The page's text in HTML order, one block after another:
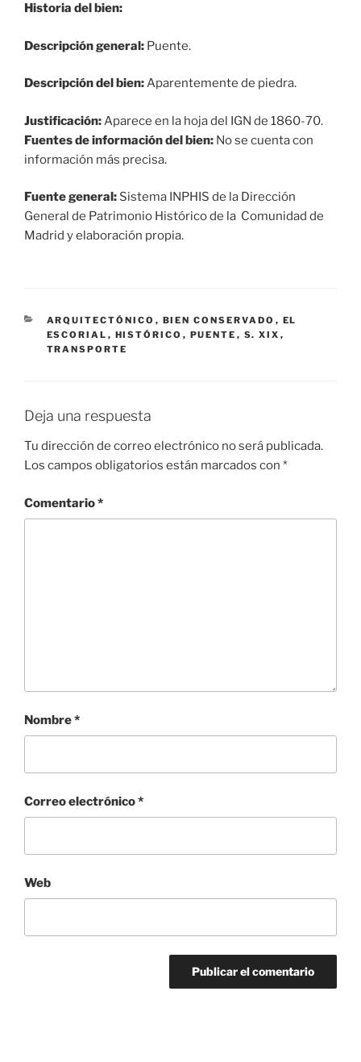
Historia del bien:
Descripción general: Puente.
Descripción del bien:Aparentemente de piedra.
Justificación:Aparece en la hoja del IGN de 1860-70.
Fuentes de información del bien: No se cuenta con
información más precisa.
Fuente general: Sistema INPHIS de la Dirección
General de Patrimonio Histórico de la Comunidad de
Madrid y elaboración propia.
CATEGORÍAS
ARQUITECTÓNICO , BIEN CONSERVADO , EL
ESCORIAL , HISTÓRICO , PUENTE , S. XIX ,
TRANSPORTE
Deja una respuesta
Tu dirección de correo electrónico no será publicada.
Los campos obligatorios están marcados con *
Comentario*
Nombre*
Correo electrónico*
Web